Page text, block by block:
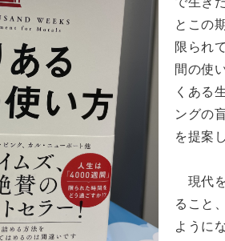
とこの
限られ
間の使
くある
ングの
を提案
現代
ること
ように